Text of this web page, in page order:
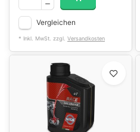
Vergleichen
* Inkl. MwSt. zzgl. Versandkosten